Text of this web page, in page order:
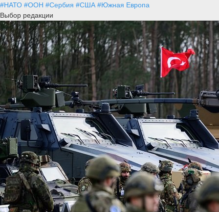
#НАТО #ООН #Сербия #США #Южная Европа
Выбор редакции